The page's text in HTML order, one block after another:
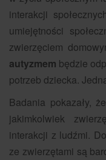
interakcji
umiejętności
zwierzęciem
autyzmem będzie
potrzeb dziecka.
Badania pokazały,
jakimkolwiek
interakcji z ludźmi.
ze zwierzętami są